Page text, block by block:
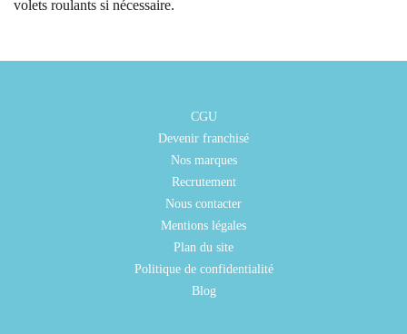
volets roulants si nécessaire.
CGU
Devenir franchisé
Nos marques
Recrutement
Nous contacter
Mentions légales
Plan du site
Politique de confidentialité
Blog